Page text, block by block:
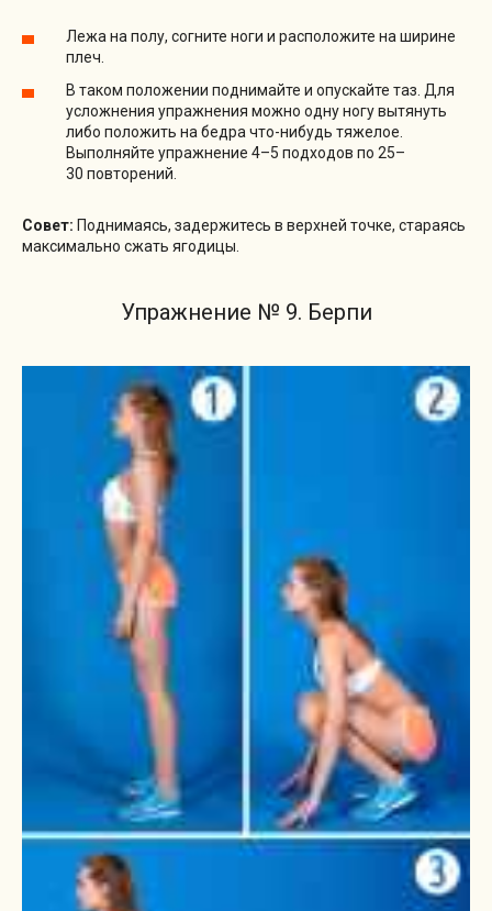
Лежа на полу, согните ноги и расположите на ширине
плеч.
В таком положении поднимайте и опускайте таз. Для
усложнения упражнения можно одну ногу вытянуть
либо положить на бедра что-нибудь тяжелое.
Выполняйте упражнение 4–5 подходов по 25–
30 повторений.
Совет: Поднимаясь, задержитесь в верхней точке, стараясь
максимально сжать ягодицы.
Упражнение № 9. Берпи